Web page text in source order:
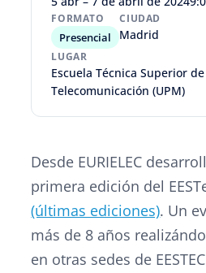
FORMATO
Presencial
CIUDAD
Madrid
LUGAR
Escuela Técnica Superior
Telecomunicación (UPM)
Desde EURIELEC
primera edición del
(últimas ediciones). Un
más de 8 años
en otras sedes de